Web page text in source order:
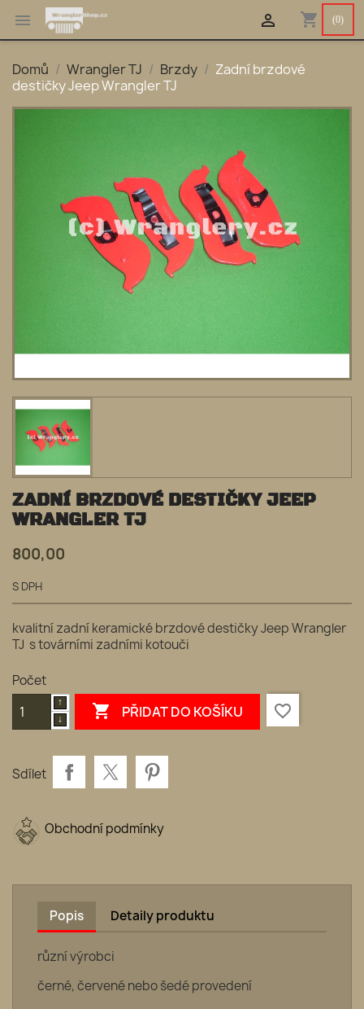
 shopping_cart (0)

Domů Wrangler TJ Brzdy
Zadní brzdové
destičky Jeep Wrangler TJ
ZADNÍ BRZDOVÉ DESTIČKY JEEP
WRANGLER TJ
800,00
S DPH
kvalitní zadní keramické brzdové destičky Jeep Wrangler
TJ s továrními zadními kotouči
Počet
 PŘIDAT DO KOŠÍKU favorite_border
Sdílet
Obchodní podmínky
Popis Detaily produktu
různí výrobci
černé, červené nebo šedé provedení